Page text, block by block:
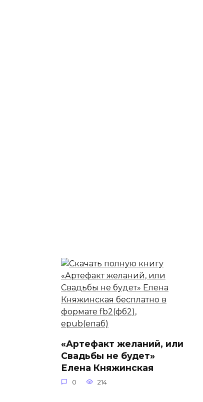
«Артефакт желаний, или
Свадьбы не будет»
Елена Княжинская
0 214